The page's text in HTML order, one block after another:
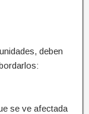
deben
se ve afectada